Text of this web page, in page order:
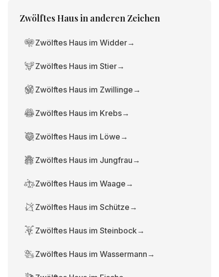
Zwölftes Hausin anderen Zeichen
Zwölftes Haus im Widder→
Zwölftes Haus im Stier→
Zwölftes Haus im Zwillinge →
Zwölftes Haus im Krebs→
Zwölftes Haus im Löwe →
Zwölftes Haus im Jungfrau →
Zwölftes Haus im Waage →
Zwölftes Haus im Schütze →
Zwölftes Haus im Steinbock→
Zwölftes Haus im Wassermann →